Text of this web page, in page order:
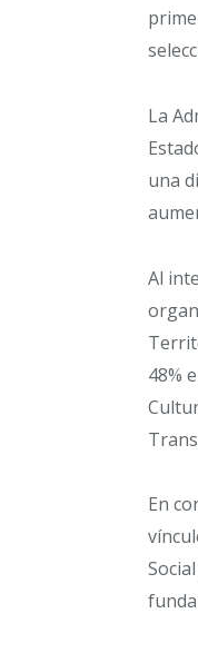
La
una
Al
48%
En